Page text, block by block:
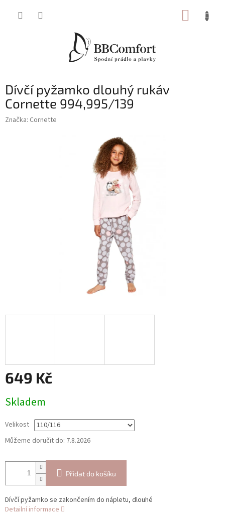
Dívčí pyžamko dlouhý rukáv
Cornette 994,995/139
Značka: Cornette
649 Kč
cena:
Skladem
Velikost
Můžeme doručit do: 7.8.2026
Přidat do košíku
Dívčí pyžamko se zakončením do nápletu, dlouhé
Detailní informace